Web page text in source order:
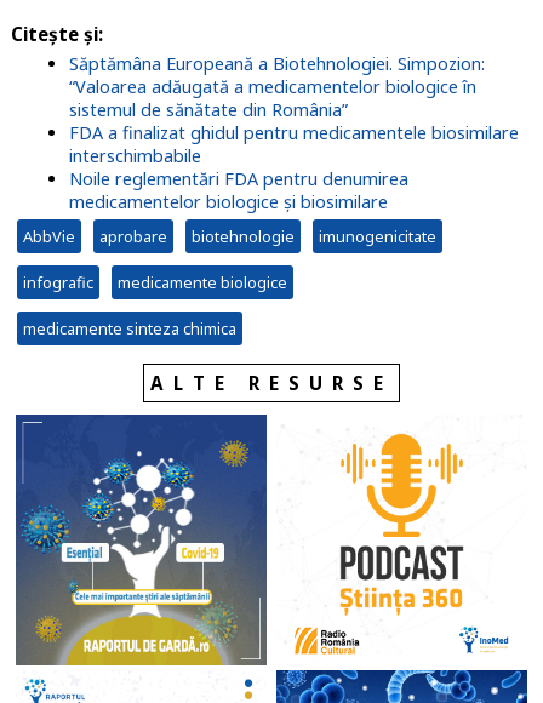
Citește și:
Săptămâna Europeană a Biotehnologiei. Simpozion:
“Valoarea adăugată a medicamentelor biologice în
sistemul de sănătate din România”
FDA a finalizat ghidul pentru medicamentele biosimilare
interschimbabile
Noile reglementări FDA pentru denumirea
medicamentelor biologice și biosimilare
AbbVie aprobare biotehnologie imunogenicitate
infografic medicamente biologice
medicamente sinteza chimica
ALTE RESURSE